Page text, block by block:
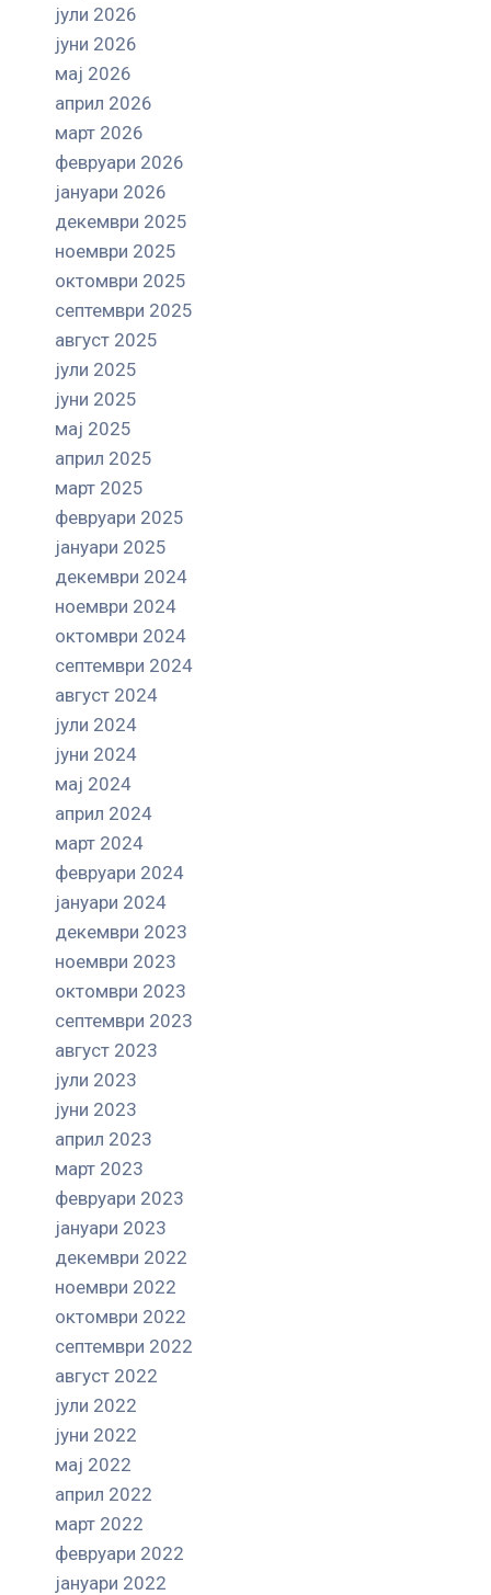
јули 2026
јуни 2026
мај 2026
април 2026
март 2026
февруари 2026
јануари 2026
декември 2025
ноември 2025
октомври 2025
септември 2025
август 2025
јули 2025
јуни 2025
мај 2025
април 2025
март 2025
февруари 2025
јануари 2025
декември 2024
ноември 2024
октомври 2024
септември 2024
август 2024
јули 2024
јуни 2024
мај 2024
април 2024
март 2024
февруари 2024
јануари 2024
декември 2023
ноември 2023
октомври 2023
септември 2023
август 2023
јули 2023
јуни 2023
април 2023
март 2023
февруари 2023
јануари 2023
декември 2022
ноември 2022
октомври 2022
септември 2022
август 2022
јули 2022
јуни 2022
мај 2022
април 2022
март 2022
февруари 2022
јануари 2022